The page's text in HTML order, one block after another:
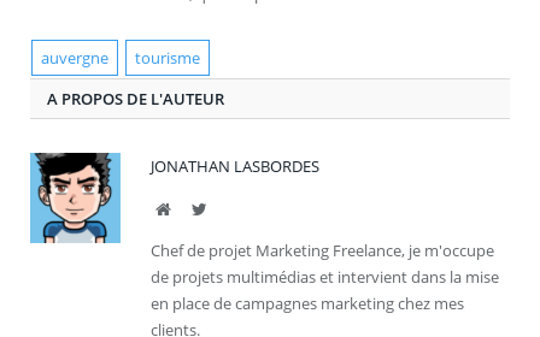
auvergne
tourisme
A PROPOS DE L'AUTEUR
JONATHAN LASBORDES
Site Twitter
Chef de projet Marketing Freelance, je m'occupe
de projets multimédias et intervient dans la mise
en place de campagnes marketing chez mes
clients.